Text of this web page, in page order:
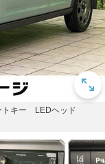
キー LEDヘッド